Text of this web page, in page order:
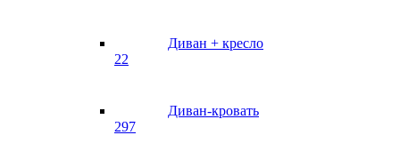
Диван + кресло
22
Диван-кровать
297